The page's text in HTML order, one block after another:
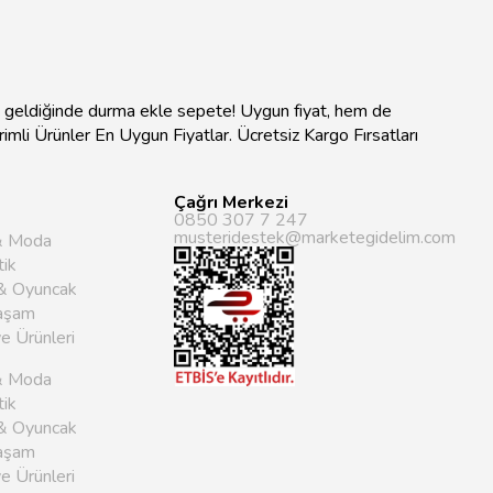
geldiğinde durma ekle sepete! Uygun fiyat, hem de
Ürünler En Uygun Fiyatlar. Ücretsiz Kargo Fırsatları
Moda
Oyuncak
Ürünleri
Moda
Oyuncak
Ürünleri
Çağrı Merkezi
0850 307 7 247
musteridestek@marketegidelim.com